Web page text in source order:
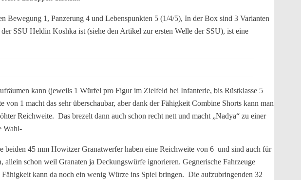
1, Panzerung 4 und Lebenspunkten 5 (1/4/5), In der Box sind 3 Varianten
SSU Heldin Koshka ist (siehe den Artikel zur ersten Welle der SSU), ist eine
kann (jeweils 1 Würfel pro Figur im Zielfeld bei Infanterie, bis Rüstklasse 5
1 macht das sehr überschaubar, aber dank der Fähigkeit Combine Shorts kann man
Reichweite. Das brezelt dann auch schon recht nett und macht „Nadya“ zu einer
Wahl-
45 mm Howitzer Granatwerfer haben eine Reichweite von 6 und sind auch für
schon weil Granaten ja Deckungswürfe ignorieren. Gegnerische Fahrzeuge
kann da noch ein wenig Würze ins Spiel bringen. Die aufzubringenden 32